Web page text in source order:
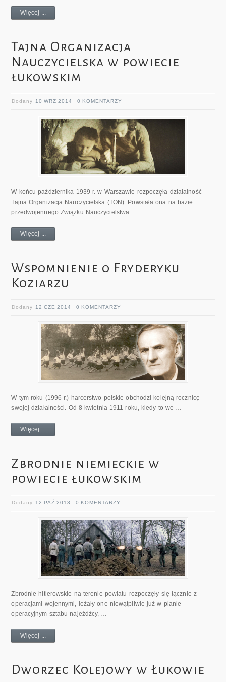
Więcej ...
Tajna Organizacja
Nauczycielska w powiecie
łukowskim
Dodany 10 WRZ 2014 0 KOMENTARZY
W końcu października 1939 r. w Warszawie rozpoczęła działalność
Tajna Organizacja Nauczycielska (TON). Powstała ona na bazie
przedwojennego Związku Nauczycielstwa …
Więcej ...
Wspomnienie o Fryderyku
Koziarzu
Dodany 12 CZE 2014 0 KOMENTARZY
W tym roku (1996 r.) harcerstwo polskie obchodzi kolejną rocznicę
swojej działalności. Od 8 kwietnia 1911 roku, kiedy to we …
Więcej ...
Zbrodnie niemieckie w
powiecie łukowskim
Dodany 12 PAŹ 2013 0 KOMENTARZY
Zbrodnie hitlerowskie na terenie powiatu rozpoczęły się łącznie z
operacjami wojennymi, leżały one niewątpliwie już w planie
operacyjnym sztabu najeźdźcy, …
Więcej ...
Dworzec Kolejowy w Łukowie